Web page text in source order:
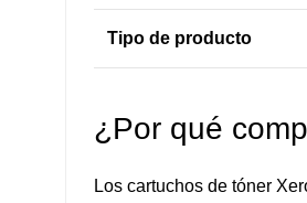
Tipo de producto
¿Por qué
Los cartuchos de tóner